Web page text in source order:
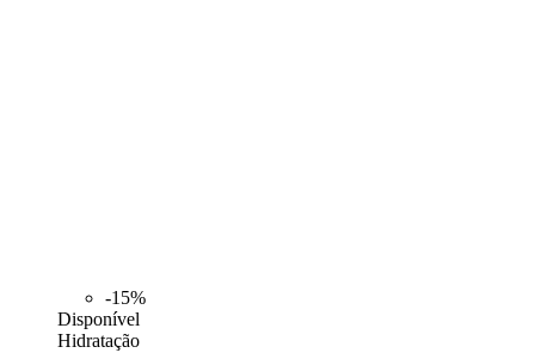
-15%
Disponível
Hidratação